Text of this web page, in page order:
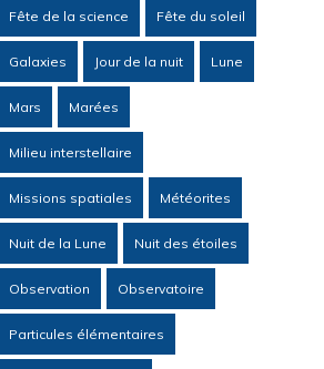
Fête de la science Fête du soleil
Galaxies Jour de la nuit Lune
Mars Marées
Milieu interstellaire
Missions spatiales Météorites
Nuit de la Lune Nuit des étoiles
Observation Observatoire
Particules élémentaires